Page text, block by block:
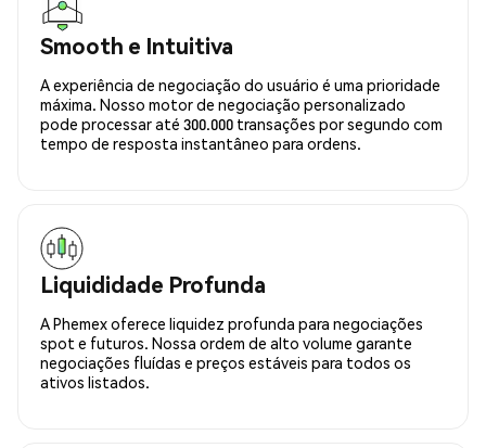
Smooth e Intuitiva
A experiência de negociação do usuário é uma prioridade
máxima. Nosso motor de negociação personalizado
pode processar até 300.000 transações por segundo com
tempo de resposta instantâneo para ordens.
Liquididade Profunda
A Phemex oferece liquidez profunda para negociações
spot e futuros. Nossa ordem de alto volume garante
negociações fluídas e preços estáveis para todos os
ativos listados.